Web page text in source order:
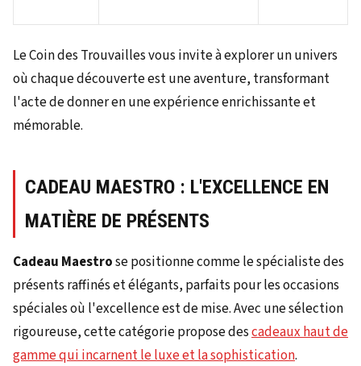
Le Coin des Trouvailles vous invite à explorer un univers
où chaque découverte est une aventure, transformant
l'acte de donner en une expérience enrichissante et
mémorable.
CADEAU MAESTRO : L'EXCELLENCE EN
MATIÈRE DE PRÉSENTS
Cadeau Maestrose positionne comme le spécialiste des
présents raffinés et élégants, parfaits pour les occasions
spéciales où l'excellence est de mise. Avec une sélection
rigoureuse, cette catégorie propose descadeaux haut de
gamme qui incarnent le luxe et la sophistication.